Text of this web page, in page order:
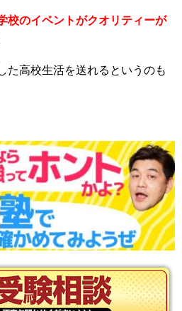
校のイベントがクオリティーが
た高校生活を送れるというのも